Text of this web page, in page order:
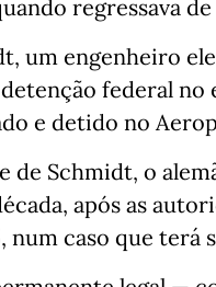
regressava
um engenheiro
federal no
e detido no
de Schmidt, o
após as
num caso que terá